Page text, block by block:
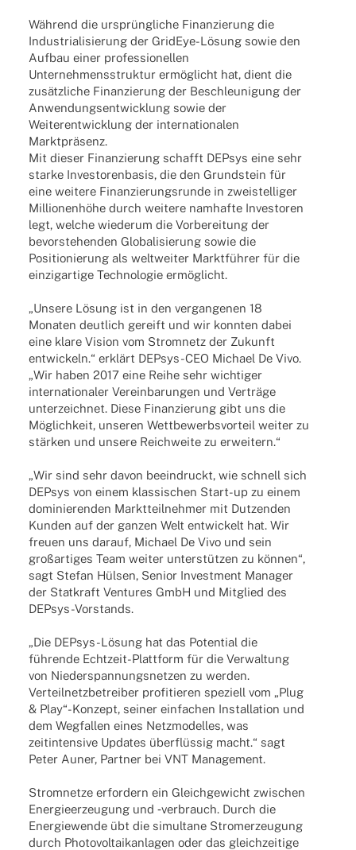
Während die ursprüng­li­che Finan­zie­rung die
Indus­tria­li­sie­rung der GridEye-Lösung sowie den
Aufbau einer profes­sio­nel­len
Unter­neh­mens­struk­tur ermög­licht hat, dient die
zusätz­li­che Finan­zie­rung der Beschleu­ni­gung der
Anwen­dungs­ent­wick­lung sowie der
Weiter­ent­wick­lung der inter­na­tio­na­len
Marktpräsenz.
Mit dieser Finan­zie­rung schafft DEPsys eine sehr
starke Inves­to­ren­ba­sis, die den Grund­stein für
eine weitere Finan­zie­rungs­runde in zwei­stel­li­ger
Millio­nen­höhe durch weitere namhafte Inves­to­ren
legt, welche wiederum die Vorbe­rei­tung der
bevor­ste­hen­den Globa­li­sie­rung sowie die
Posi­tio­nie­rung als welt­wei­ter Markt­füh­rer für die
einzig­ar­tige Tech­no­lo­gie ermöglicht.
„Unsere Lösung ist in den vergan­ge­nen 18
Mona­ten deut­lich gereift und wir konn­ten dabei
eine klare Vision vom Strom­netz der Zukunft
entwi­ckeln.“ erklärt DEPsys-CEO Michael De Vivo.
„Wir haben 2017 eine Reihe sehr wich­ti­ger
inter­na­tio­na­ler Verein­ba­run­gen und Verträge
unter­zeich­net. Diese Finan­zie­rung gibt uns die
Möglich­keit, unse­ren Wett­be­werbs­vor­teil weiter zu
stär­ken und unsere Reich­weite zu erweitern.“
„Wir sind sehr davon beein­druckt, wie schnell sich
DEPsys von einem klas­si­schen Start-up zu einem
domi­nie­ren­den Markt­teil­neh­mer mit Dutzen­den
Kunden auf der ganzen Welt entwi­ckelt hat. Wir
freuen uns darauf, Michael De Vivo und sein
groß­ar­ti­ges Team weiter unter­stüt­zen zu können“,
sagt Stefan Hülsen, Senior Invest­ment Mana­ger
der Stat­kraft Ventures GmbH und Mitglied des
DEPsys-Vorstands.
„Die DEPsys-Lösung hat das Poten­tial die
führende Echt­­zeit-Plat­t­­form für die Verwal­tung
von Nieder­span­nungs­net­zen zu werden.
Verteil­netz­be­trei­ber profi­tie­ren spezi­ell vom „Plug
& Play“-Konzept, seiner einfa­chen Instal­la­tion und
dem Wegfal­len eines Netz­mo­del­les, was
zeit­in­ten­sive Updates über­flüs­sig macht.“ sagt
Peter Auner, Part­ner bei VNT Management.
Strom­netze erfor­dern ein Gleich­ge­wicht zwischen
Ener­gie­er­zeu­gung und ‑verbrauch. Durch die
Ener­gie­wende übt die simul­tane Strom­erzeu­gung
durch Photo­vol­ta­ik­an­la­gen oder das gleich­zei­tige